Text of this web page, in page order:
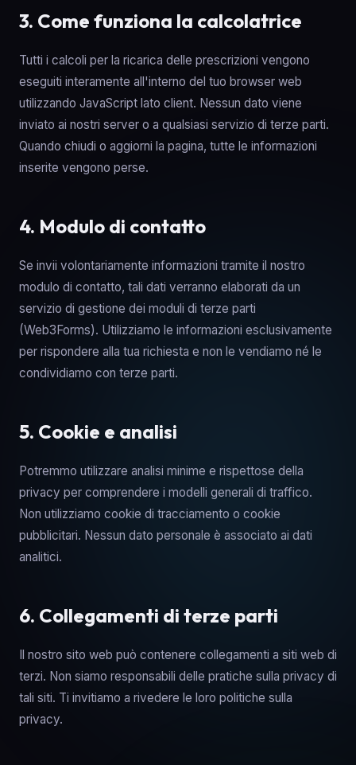
3. Come funziona la calcolatrice
Tutti i calcoli per la ricarica delle prescrizioni vengono
eseguiti interamente all'interno del tuo browser web
utilizzando JavaScript lato client. Nessun dato viene
inviato ai nostri server o a qualsiasi servizio di terze parti.
Quando chiudi o aggiorni la pagina, tutte le informazioni
inserite vengono perse.
4. Modulo di contatto
Se invii volontariamente informazioni tramite il nostro
modulo di contatto, tali dati verranno elaborati da un
servizio di gestione dei moduli di terze parti
(Web3Forms). Utilizziamo le informazioni esclusivamente
per rispondere alla tua richiesta e non le vendiamo né le
condividiamo con terze parti.
5. Cookie e analisi
Potremmo utilizzare analisi minime e rispettose della
privacy per comprendere i modelli generali di traffico.
Non utilizziamo cookie di tracciamento o cookie
pubblicitari. Nessun dato personale è associato ai dati
analitici.
6. Collegamenti di terze parti
Il nostro sito web può contenere collegamenti a siti web di
terzi. Non siamo responsabili delle pratiche sulla privacy di
tali siti. Ti invitiamo a rivedere le loro politiche sulla
privacy.